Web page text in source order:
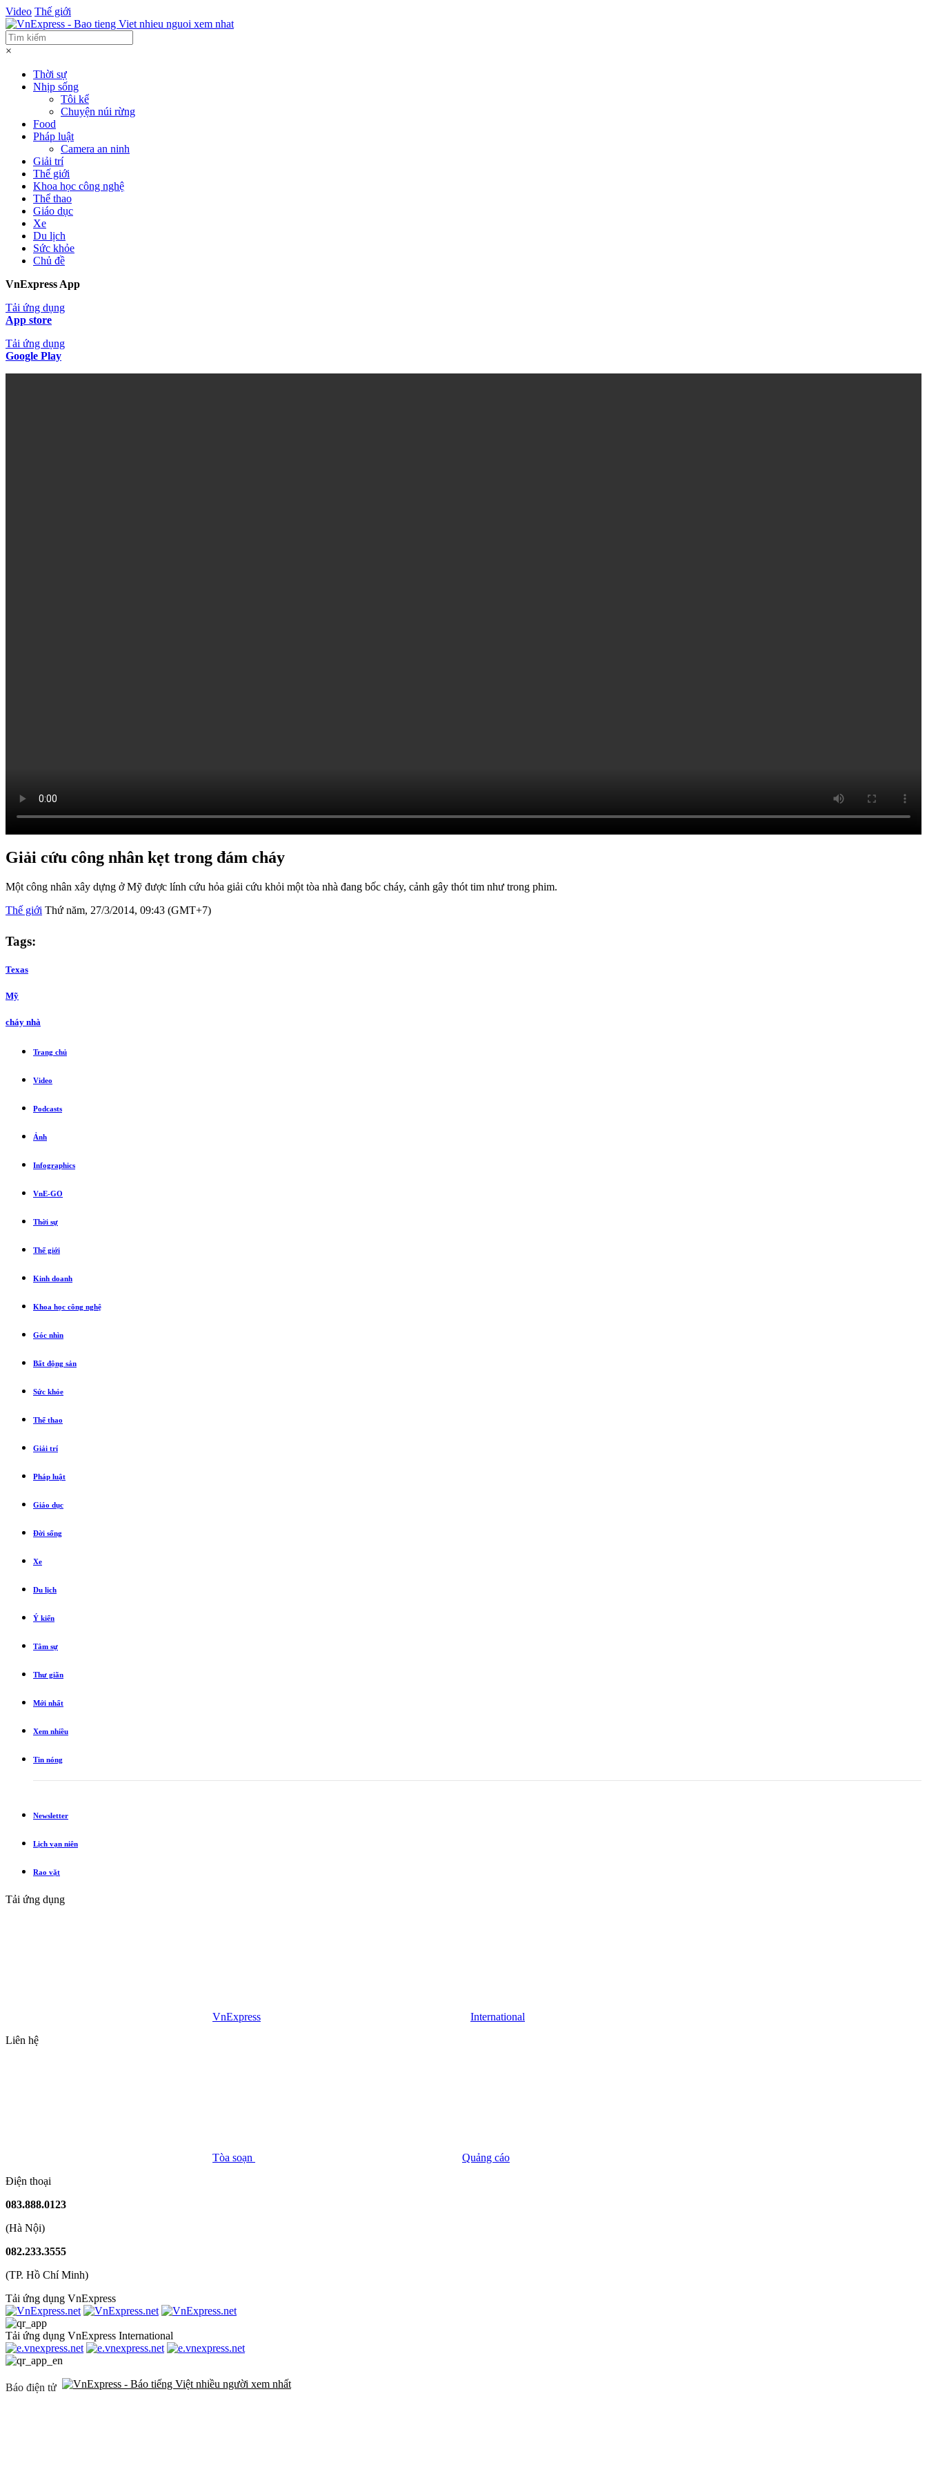
Video Thế giới
×
Thời sự
Nhịp sống
Tôi kể
Chuyện núi rừng
Food
Pháp luật
Camera an ninh
Giải trí
Thế giới
Khoa học công nghệ
Thể thao
Giáo dục
Xe
Du lịch
Sức khỏe
Chủ đề
VnExpress App
Tải ứng dụng
App store
Tải ứng dụng
Google Play
Giải cứu công nhân kẹt trong đám cháy
Một công nhân xây dựng ở Mỹ được lính cứu hỏa giải cứu khỏi một tòa nhà đang bốc cháy, cảnh gây thót tim như trong phim.
Thế giới Thứ năm, 27/3/2014, 09:43 (GMT+7)
Tags:
Texas
Mỹ
cháy nhà
Trang chủ
Video
Podcasts
Ảnh
Infographics
VnE-GO
Thời sự
Thế giới
Kinh doanh
Khoa học công nghệ
Góc nhìn
Bất động sản
Sức khỏe
Thể thao
Giải trí
Pháp luật
Giáo dục
Đời sống
Xe
Du lịch
Ý kiến
Tâm sự
Thư giãn
Mới nhất
Xem nhiều
Tin nóng
Newsletter
Lịch vạn niên
Rao vặt
Tải ứng dụng
VnExpress
International
Liên hệ
Tòa soạn
Quảng cáo
Điện thoại
083.888.0123
(Hà Nội)
082.233.3555
(TP. Hồ Chí Minh)
Tải ứng dụng VnExpress
Tải ứng dụng VnExpress International
Báo điện tử